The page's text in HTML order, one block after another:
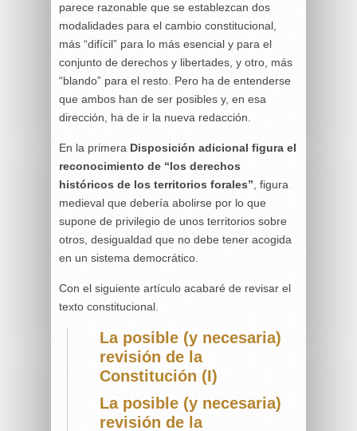
parece razonable que se establezcan dos
modalidades para el cambio constitucional,
más “difícil” para lo más esencial y para el
conjunto de derechos y libertades, y otro, más
“blando” para el resto. Pero ha de entenderse
que ambos han de ser posibles y, en esa
dirección, ha de ir la nueva redacción.
En la primera Disposición adicional figura el
reconocimiento de “los derechos
históricos de los territorios forales” , figura
medieval que debería abolirse por lo que
supone de privilegio de unos territorios sobre
otros, desigualdad que no debe tener acogida
en un sistema democrático.
Con el siguiente artículo acabaré de revisar el
texto constitucional.
La posible (y necesaria)
revisión de la
Constitución (I)
La posible (y necesaria)
revisión de la